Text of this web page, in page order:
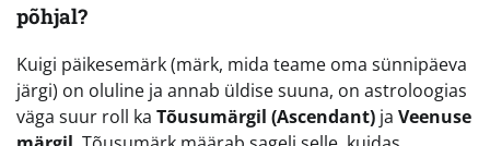
põhjal?
Kuigi päikesemärk (märk, mida teame oma sünnipäeva
järgi) on oluline ja annab üldise suuna, on astroloogias
väga suur roll ka Tõusumärgil (Ascendant) ja Veenuse